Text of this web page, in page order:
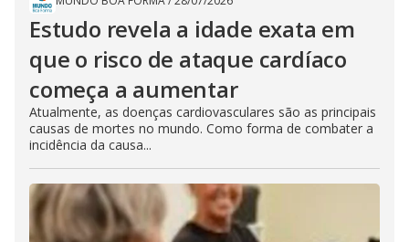
Estudo revela a idade exata em
que o risco de ataque cardíaco
começa a aumentar
Atualmente, as doenças cardiovasculares são as principais
causas de mortes no mundo. Como forma de combater a
incidência da causa...